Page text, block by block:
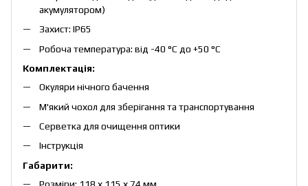
акумулятором)
Захист: IP65
Робоча температура: від -40 °C до +50 °C
Комплектація:
Окуляри нічного бачення
М'який чохол для зберігання та транспортування
Серветка для очищення оптики
Інструкція
Габарити:
Розміри: 118 х 115 х 74 мм